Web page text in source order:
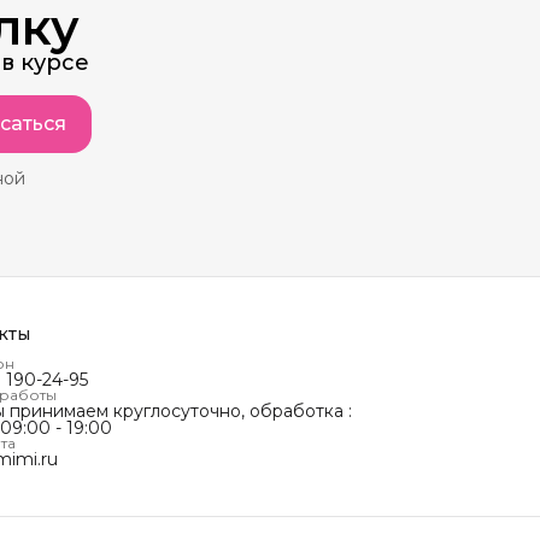
курсе
190-24-95
принимаем круглосуточно, обработка :
- 19:00